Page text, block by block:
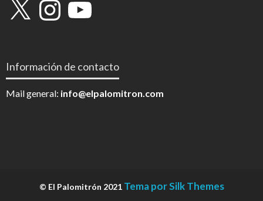
Información de contacto
Mail general: info@elpalomitron.com
© El Palomitrón 2021 Tema por Silk Themes